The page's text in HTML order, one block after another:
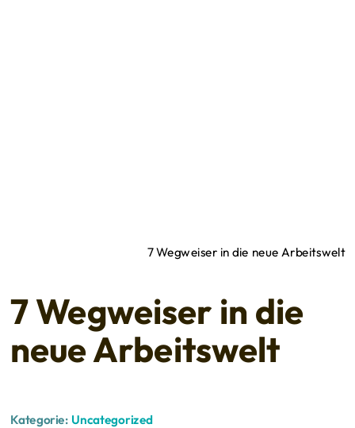
7 Wegweiser in die neue Arbeitswelt
7 Wegweiser in die
neue Arbeitswelt
Kategorie: Uncategorized